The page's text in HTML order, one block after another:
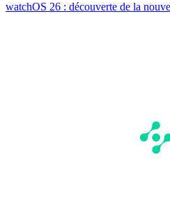
watchOS 26 : découverte de la